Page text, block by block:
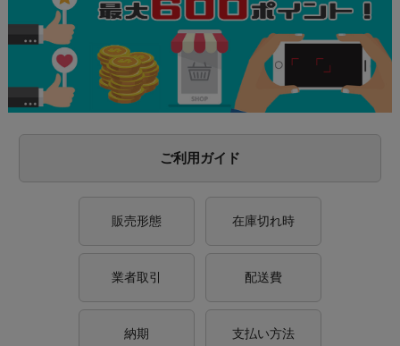
ご利用ガイド
販売形態 在庫切れ時
業者取引 配送費
納期 支払い方法